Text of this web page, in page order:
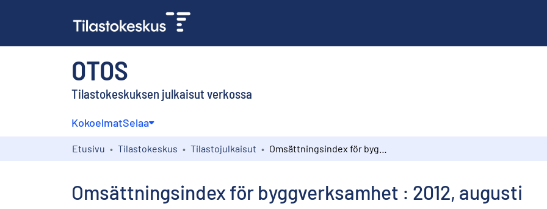
OTOS
Tilastokeskuksen julkaisut verkossa
KokoelmatSelaa
Etusivu Tilastokeskus Tilastojulkaisut
Omsättningsindex för byggverksamhet : 2012, augusti